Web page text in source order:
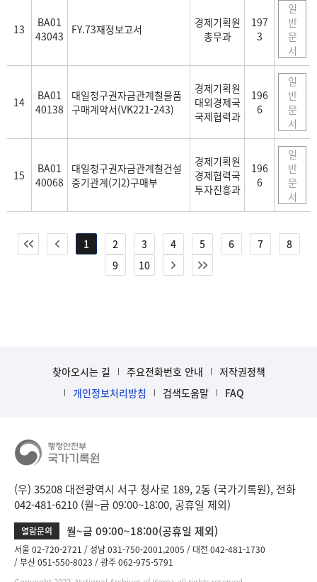
13
BA01
43043
FY.73재정보고서
경제기획원
총무과
197
3
일
반
문
서
14
BA01
40138
대일청구권자금관계철물품
구매계약서(VK221-243)
경제기획원
대외경제국
국제협력과
196
6
일
반
문
서
15
BA01
40068
대일청구권자금관계철건설
중기관계(기2)구매부
경제기획원
경제협력국
투자진흥과
196
6
일
반
문
서
1 2 3 4 5 6 7
8
9
10
찾아오시는 길 주요전화번호 안내
저작권정책
개인정보처리방침
검색도움말 FAQ
(우) 35208 대전광역시 서구 청사로 189, 2동 (국가기록원), 전화
042-481-6210 (월~금 09:00~18:00, 공휴일 제외)
열람문의 월~금 09:00~18:00(공휴일 제외)
서울 02-720-2721 성남 031-750-2001,2005
대전 042-481-1730
부산 051-550-8023
광주 062-975-5791